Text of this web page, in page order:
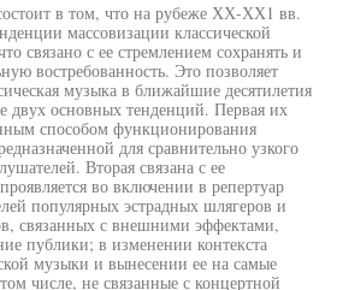
в том, что на рубеже ХХ-ХХ1 вв.
массовизации классической
связано с ее стремлением сохранять и
востребованность. Это позволяет
музыка в ближайшие десятилетия
двух основных тенденций. Первая их
способом функционирования
для сравнительно узкого
Вторая связана с ее
во включении в репертуар
популярных эстрадных шлягеров и
связанных с внешними эффектами,
публики; в изменении контекста
музыки и вынесении ее на самые
числе, не связанные с концертной